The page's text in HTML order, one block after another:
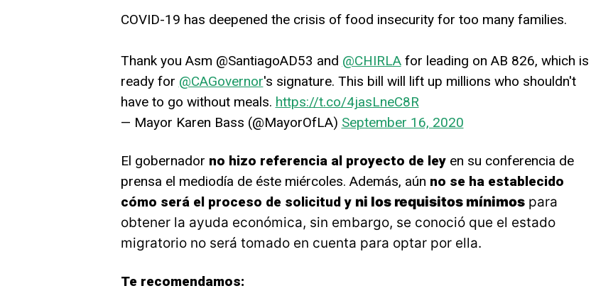
COVID-19 has deepened the crisis of food insecurity for too many families.
Thank you Asm @SantiagoAD53 and @CHIRLAfor leading on AB 826, which is
ready for @CAGovernor's signature. This bill will lift up millions who shouldn't
have to go without meals. https://t.co/4jasLneC8R
— Mayor Karen Bass (@MayorOfLA) September 16, 2020
El gobernador no hizo referencia al proyecto de leyen su conferencia de
prensa el mediodía de éste miércoles. Además, aún no se ha establecido
cómo será el proceso de solicitud y ni los requisitos mínimospara
obtener la ayuda económica, sin embargo, se conoció que el estado
migratorio no será tomado en cuenta para optar por ella.
Te recomendamos: